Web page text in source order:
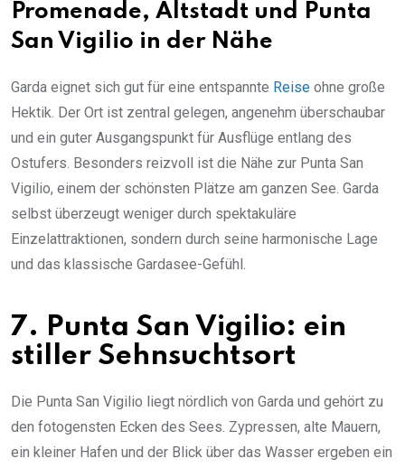
Promenade, Altstadt und Punta
San Vigilio in der Nähe
Garda eignet sich gut für eine entspannte Reise ohne große
Hektik. Der Ort ist zentral gelegen, angenehm überschaubar
und ein guter Ausgangspunkt für Ausflüge entlang des
Ostufers. Besonders reizvoll ist die Nähe zur Punta San
Vigilio, einem der schönsten Plätze am ganzen See. Garda
selbst überzeugt weniger durch spektakuläre
Einzelattraktionen, sondern durch seine harmonische Lage
und das klassische Gardasee-Gefühl.
7. Punta San Vigilio: ein
stiller Sehnsuchtsort
Die Punta San Vigilio liegt nördlich von Garda und gehört zu
den fotogensten Ecken des Sees. Zypressen, alte Mauern,
ein kleiner Hafen und der Blick über das Wasser ergeben ein